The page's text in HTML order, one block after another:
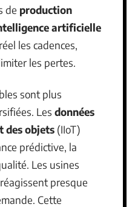
de production
artificielle
les cadences,
les pertes.
sont plus
Les données
des objets (IIoT)
prédictive, la
Les usines
presque
Cette